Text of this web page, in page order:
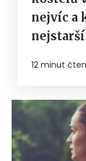
nejvíc a
12 minut